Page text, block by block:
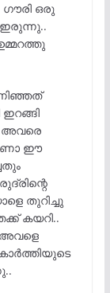
ഒരു
ഇരുന്നു..
അവരെ
ഈ
തുറിച്ചു
കയറി..
അവളെ